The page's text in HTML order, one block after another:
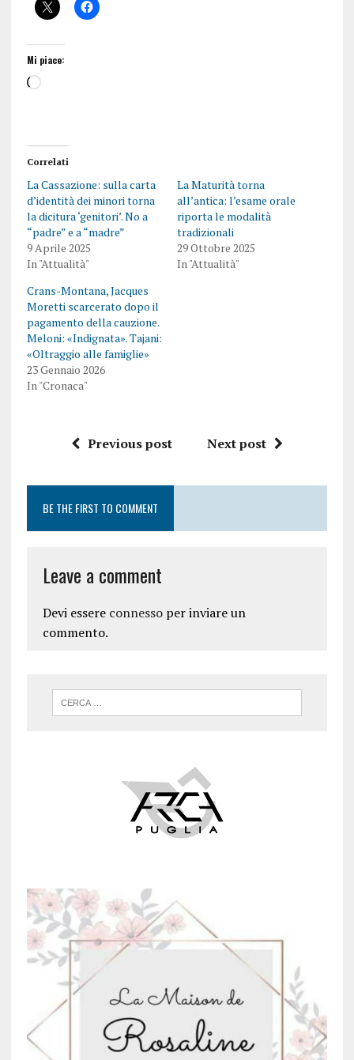
Mi piace:
Correlati
La Cassazione: sulla carta
d’identità dei minori torna
la dicitura ‘genitori’. No a
“padre” e a “madre”
9 Aprile 2025
In "Attualità"
La Maturità torna
all’antica: l’esame orale
riporta le modalità
tradizionali
29 Ottobre 2025
In "Attualità"
Crans-Montana, Jacques
Moretti scarcerato dopo il
pagamento della cauzione.
Meloni: «Indignata». Tajani:
«Oltraggio alle famiglie»
23 Gennaio 2026
In "Cronaca"
Previous post Next post
BE THE FIRST TO COMMENT
Leave a comment
Devi essere connessoper inviare un
commento.